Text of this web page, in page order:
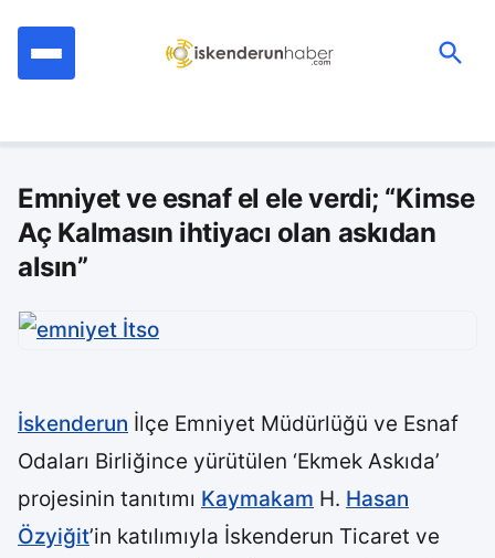
Emniyet ve esnaf el ele verdi; “Kimse
Aç Kalmasın ihtiyacı olan askıdan
alsın”
İskenderun İlçe Emniyet Müdürlüğü ve Esnaf
Odaları Birliğince yürütülen ‘Ekmek Askıda’
projesinin tanıtımı Kaymakam H. Hasan
Özyiğit’in katılımıyla İskenderun Ticaret ve